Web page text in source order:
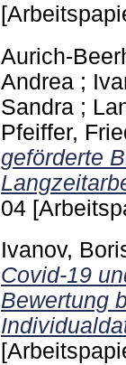
Aurich-
Andrea ;
Sandra ;
Pfeiffer,
geförderte
04
Ivanov,
Covid-19
Bewertung